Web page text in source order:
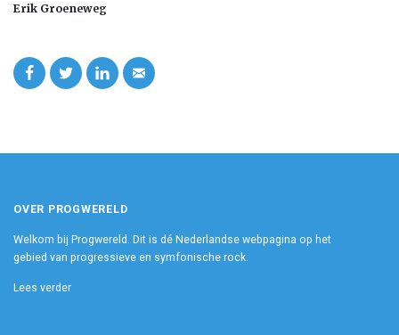
Erik Groeneweg
OVER PROGWERELD
Welkom bij Progwereld. Dit is dé Nederlandse webpagina op het
gebied van progressieve en symfonische rock.
Lees verder